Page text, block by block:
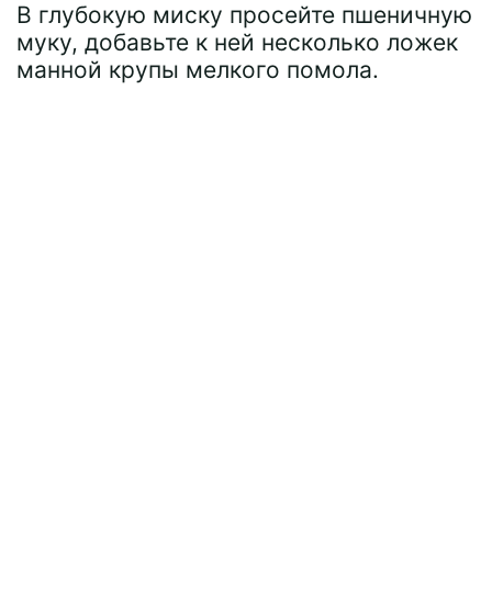
В глубокую миску просейте пшеничную
муку, добавьте к ней несколько ложек
манной крупы мелкого помола.